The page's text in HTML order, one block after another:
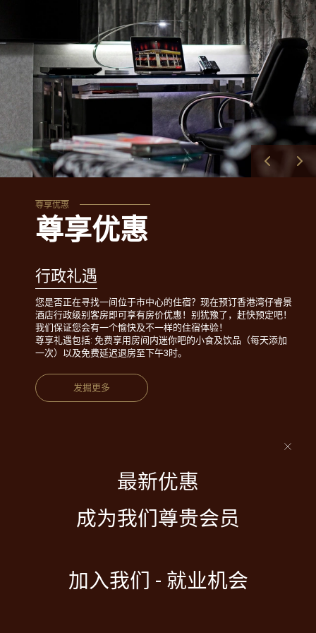
尊享优惠
尊享优惠
行政礼遇
您是否正在寻找一间位于市中心的住宿？现在预订香港湾仔睿景
酒店行政级别客房即可享有房价优惠 ！别犹豫了，赶快预定吧！
我们保证您会有一个愉快及不一样的住宿体验！
尊享礼遇包括: 免费享用房间内迷你吧的小食及饮品（每天添加
一次）以及免费延迟退房至下午3时。
发掘更多
最新优惠
成为我们尊贵会员
加入我们 - 就业机会